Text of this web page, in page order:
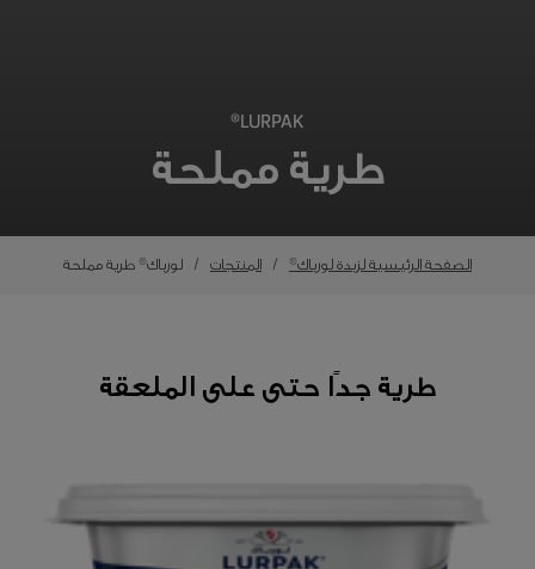
LURPAK®
طرية مملحة
الصفحة الرئيسية لزبدة لورباك® المنتجات لورباك® طرية مملحة
طرية جدًا حتى على الملعقة